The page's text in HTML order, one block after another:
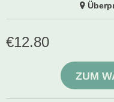
€12.80
ZUM